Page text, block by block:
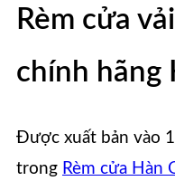
Rèm cửa
chính hãng
Được xuất bản vào
trong Rèm cửa Hàn